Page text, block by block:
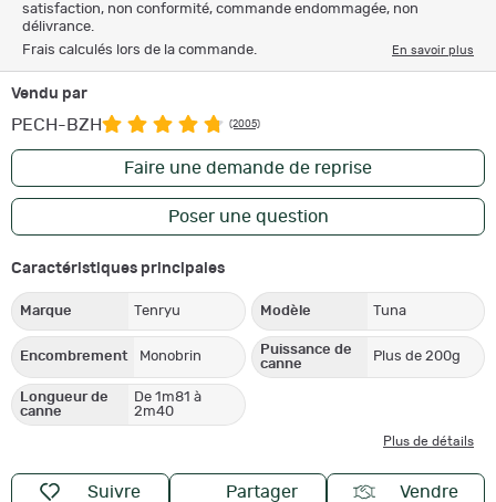
satisfaction, non conformité, commande endommagée, non
délivrance.
Frais calculés lors de la commande.
En savoir plus
Vendu par
PECH-BZH (2005)
Faire une demande de reprise
Poser une question
Caractéristiques principales
Marque Tenryu Modèle Tuna
Encombrement Monobrin
Puissance de
canne
Plus de 200g
Longueur de
canne
De 1m81 à
2m40
Plus de détails
Suivre Partager Vendre